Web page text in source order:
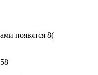
появятся 8(